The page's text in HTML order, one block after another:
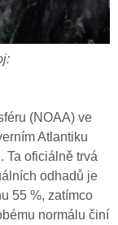
(NOAA) ve
Atlantiku
Ta oficiálně trvá
odhadů je
55 %, zatímco
normálu činí